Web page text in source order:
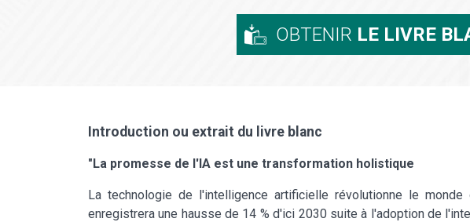
OBTENIR LE LIVRE
Introduction ou extrait du livre blanc
"La promesse de l'IA est une transformation holistique
La technologie de l'intelligence artificielle révolutionne le
enregistrera une hausse de 14 % d'ici 2030 suite à l'adoption de